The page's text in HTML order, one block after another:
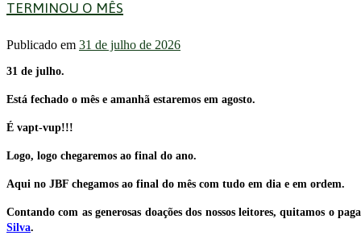
TERMINOU O MÊS
Publicado em 31 de julho de 2026
31 de julho.
Está fechado o mês e amanhã estaremos em agosto.
É vapt-vup!!!
Logo, logo chegaremos ao final do ano.
Aqui no JBF chegamos ao final do mês com tudo em dia e em ordem.
Contando com as generosas doações dos nossos leitores, quitamos o
Silva.